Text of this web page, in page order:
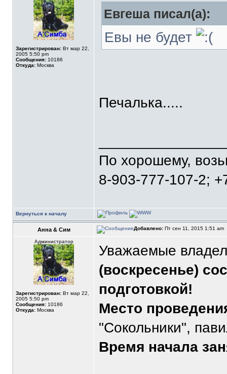
Зарегистрирован: Вт мар 22,
2005 5:50 pm
Сообщения: 10186
Откуда: Москва
Евгеша писал(а):
Евы не будет
Печалька.....
По хорошему,
8-903-777-107-2;
Вернуться к началу
Анна & Сим Добавлено: Пт сен 11, 2015 1:51 am
Администратор
Зарегистрирован: Вт мар 22,
2005 5:50 pm
Сообщения: 10186
Откуда: Москва
Уважаемые
(воскресенье)
подготовкой!
Место
"Сокольники",
Время начала